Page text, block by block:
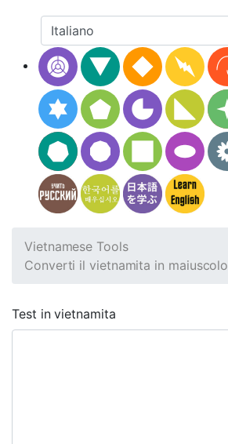
Vietnamese Tools
Converti il vietnamita in maiuscolo
Test in vietnamita